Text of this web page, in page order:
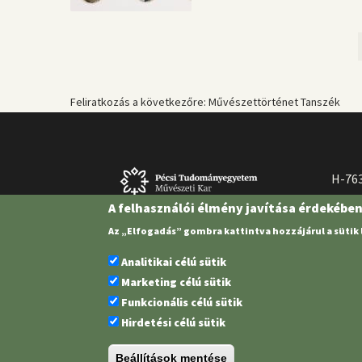
Feliratkozás a következőre: Művészettörténet Tanszék
H-
Pécsi Tudományegyetem | Kancellária |
A felhasználói élmény javítása
Az „Elfogadás” gombra kattintva hozzájárul a
Analitikai célú sütik
Marketing célú sütik
Funkcionális célú sütik
Hirdetési célú sütik
Beállítások mentése